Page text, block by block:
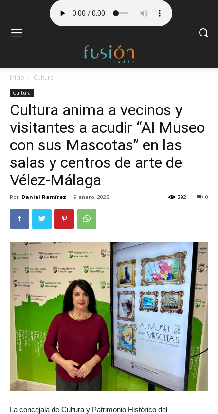
Inicio Cultura
Cultura
Cultura anima a vecinos y
visitantes a acudir “Al Museo
con sus Mascotas” en las
salas y centros de arte de
Vélez-Málaga
Por Daniel Ramírez - 9 enero, 2025 0
392
La concejala de Cultura y Patrimonio Histórico del